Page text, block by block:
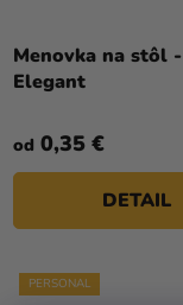
Menovka na stôl -
Elegant
od 0,35 €
DETAIL
PERSONAL